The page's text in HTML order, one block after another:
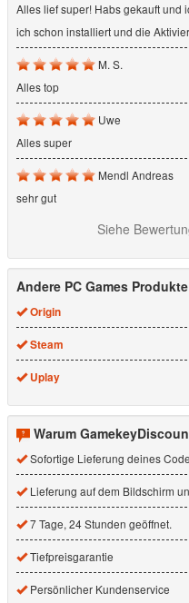
Alles lief super! Habs gekauft und
ich schon installiert und die
M. S.
Alles top
Uwe
Alles super
Mendl Andreas
sehr gut
Siehe
Andere PC Games Produkte
Origin
Steam
Uplay
Warum
Sofortige Lieferung deines
Lieferung auf dem Bildschirm
7 Tage, 24 Stunden geöffnet.
Tiefpreisgarantie
Persönlicher Kundenservice